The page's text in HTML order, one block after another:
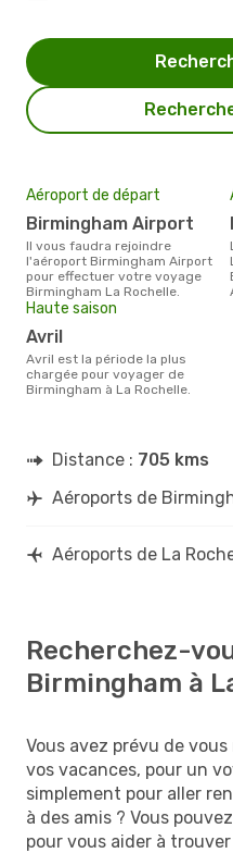
Aéroport de départ
Birmingham Airport
Il vous faudra rejoindre
l'aéroport Birmingham Airport
pour effectuer votre voyage
Birmingham La Rochelle.
Les
Haute saison
avril
avril est la période la plus
chargée pour voyager de
Birmingham à La Rochelle.
Distance : 705 kms
Aéroports de
Aéroports de La
Recherchez-
Birmingham à
Vous avez prévu de
vos vacances, pour un
simplement pour aller
à des amis ? Vous
pour vous aider à